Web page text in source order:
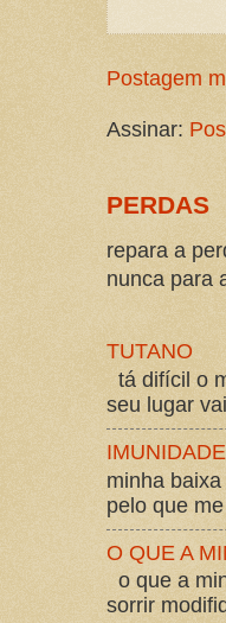
Postagem
Assinar:
PERDAS
repara a
nunca para
TUTANO
tá difícil o
seu lugar
IMUNIDADE
minha
pelo que
O QUE A
o que a
sorrir